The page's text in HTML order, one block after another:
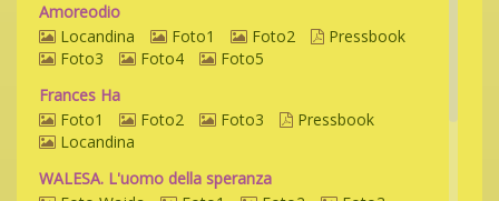
Amoreodio
Locandina
Foto1 Foto2
Pressbook
Foto3
Foto4
Foto5
Frances Ha
Foto1
Foto2 Foto3
Pressbook
Locandina
WALESA. L'uomo della speranza